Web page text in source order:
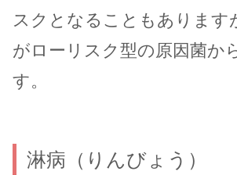
スクとなることもあります
がローリスク型の原因菌か
す。
淋病（りんびょう）